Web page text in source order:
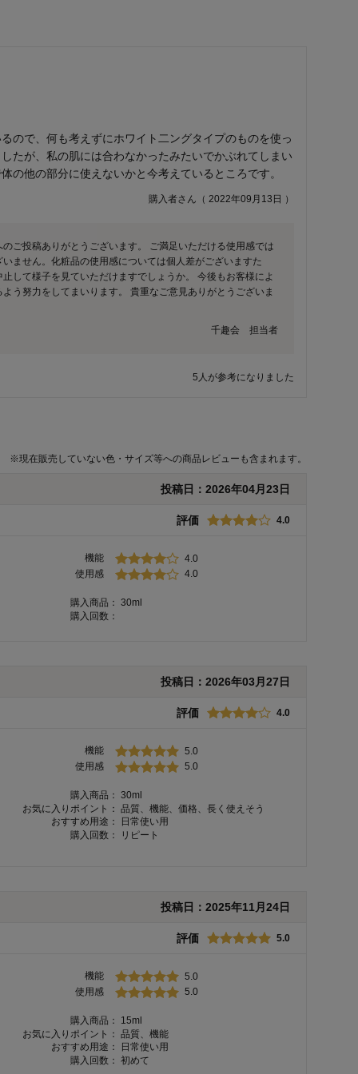
ので、何も考えずにホワイト二ングタイプのものを使っ
たが、私の肌には合わなかったみたいでかぶれてしまい
の他の部分に使えないかと今考えているところです。
購入者さん（ 2022年09月13日 ）
ご投稿ありがとうございます。 ご満足いただける使用感では
ません。化粧品の使用感については個人差がございますた
して様子を見ていただけますでしょうか。 今後もお客様によ
う努力をしてまいります。 貴重なご意見ありがとうございま
千趣会 担当者
5人が参考になりました
※現在販売していない色・サイズ等への商品レビューも含まれます。
投稿日： 2026年04月23日
評価 4.0
機能
4.0
使用感
4.0
購入商品： 30ml
購入回数：
投稿日： 2026年03月27日
評価 4.0
機能
5.0
使用感
5.0
購入商品： 30ml
お気に入りポイント： 品質、機能、価格、長く使えそう
おすすめ用途：
日常使い用
購入回数：
リピート
投稿日： 2025年11月24日
評価 5.0
機能
5.0
使用感
5.0
購入商品：
15ml
お気に入りポイント： 品質、機能
おすすめ用途：
日常使い用
購入回数： 初めて